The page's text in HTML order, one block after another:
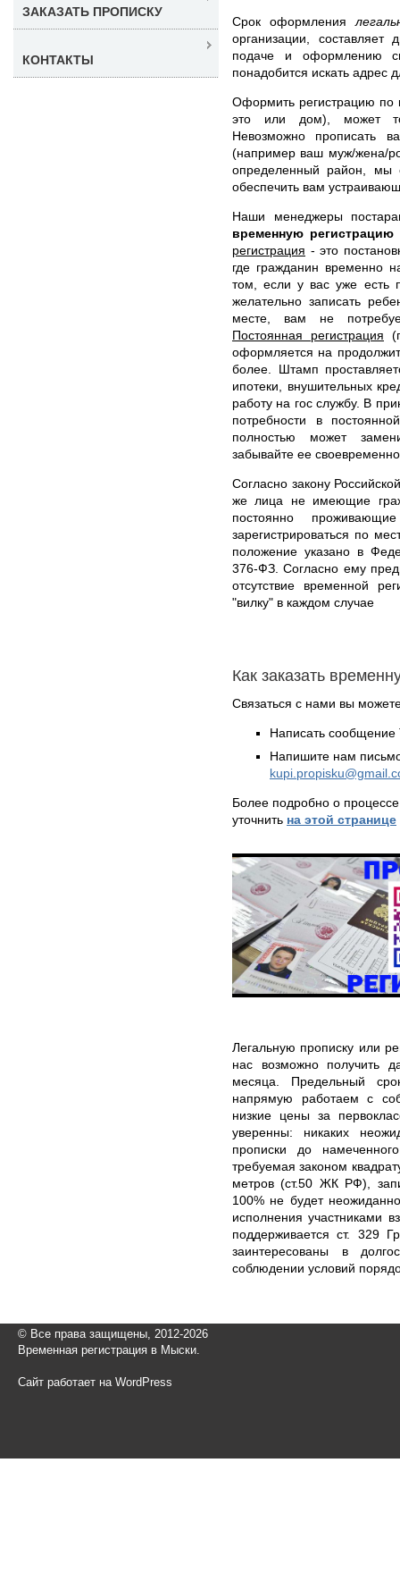
Срок оформления
организации,
подаче и оформлению
понадобится искать адрес
Оформить регистрацию по
это или дом), может
Невозможно прописать
(например ваш муж/жена/
определенный район, мы
обеспечить вам
Наши менеджеры
временную
регистрация - это
где гражданин временно
том, если у вас уже есть
желательно записать
месте, вам не
Постоянная регистрация
оформляется на
более. Штамп
ипотеки, внушительных
работу на гос службу. В
потребности в
полностью может
забывайте ее
Согласно закону
же лица не имеющие
постоянно
зарегистрироваться по
положение указано в
376-ФЗ. Согласно ему
отсутствие временной
"вилку" в каждом случае
Как заказать
Связаться с нами вы
Написать
Напишите нам
Более подробно о
уточнить на этой странице
Легальную прописку или
нас возможно получить
месяца. Предельный
напрямую работаем с
низкие цены за
уверенны: никаких
прописки до
требуемая законом
метров (ст.50 ЖК РФ),
100% не будет
исполнения участниками
поддерживается ст. 329
заинтересованы в
соблюдении условий
ЗАКАЗАТЬ ПРОПИСКУ
КОНТАКТЫ
© Все права защищены, 2012-2026
Временная регистрация в Мыски.
Сайт работает на WordPress